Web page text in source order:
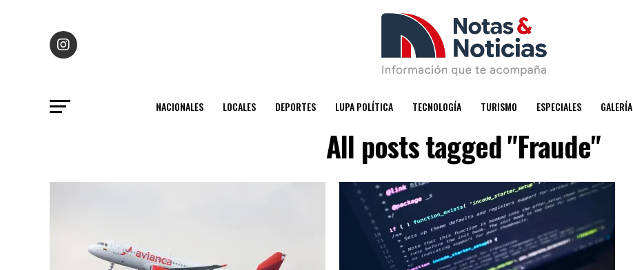
NACIONALES LOCALES DEPORTES LUPA POLÍTICA TECNOLOGÍA TURISMO ESPECIALES GALERÍA
All posts tagged "Fraude"